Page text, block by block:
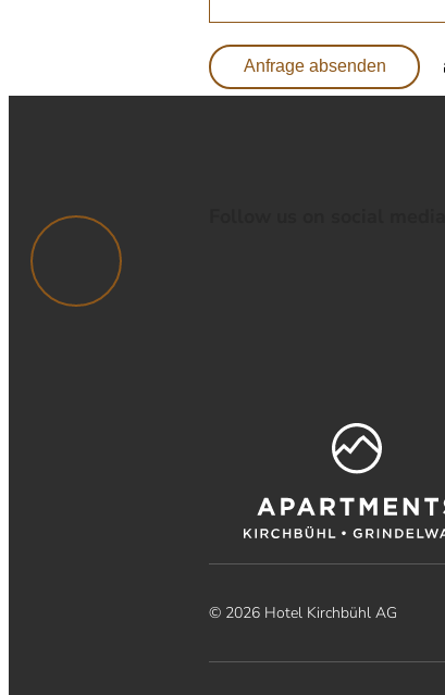
Anfrage absenden
© 2026 Hotel Kirchbühl AG